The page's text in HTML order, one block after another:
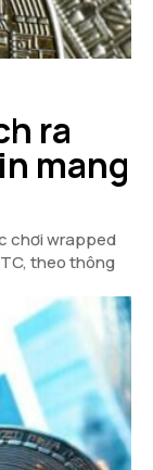
ra
mang
chơi wrapped
theo thông